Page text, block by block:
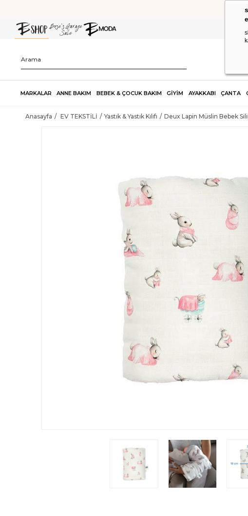
MARKALAR ANNE BAKIM BEBEK & ÇOCUK BAKIM GİYİM AYAKKABI ÇANTA
Anasayfa EV TEKSTİLİ Yastık & Yastık Kılıfı Deux Lapin Müslin Bebek